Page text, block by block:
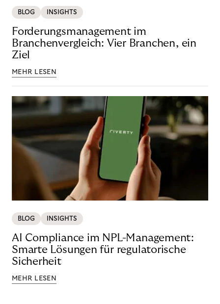
BLOG INSIGHTS
Forderungsmanagement im
Branchenvergleich: Vier Branchen, ein
Ziel
MEHR LESEN
BLOG INSIGHTS
AI Compliance im NPL-Management:
Smarte Lösungen für regulatorische
Sicherheit
MEHR LESEN